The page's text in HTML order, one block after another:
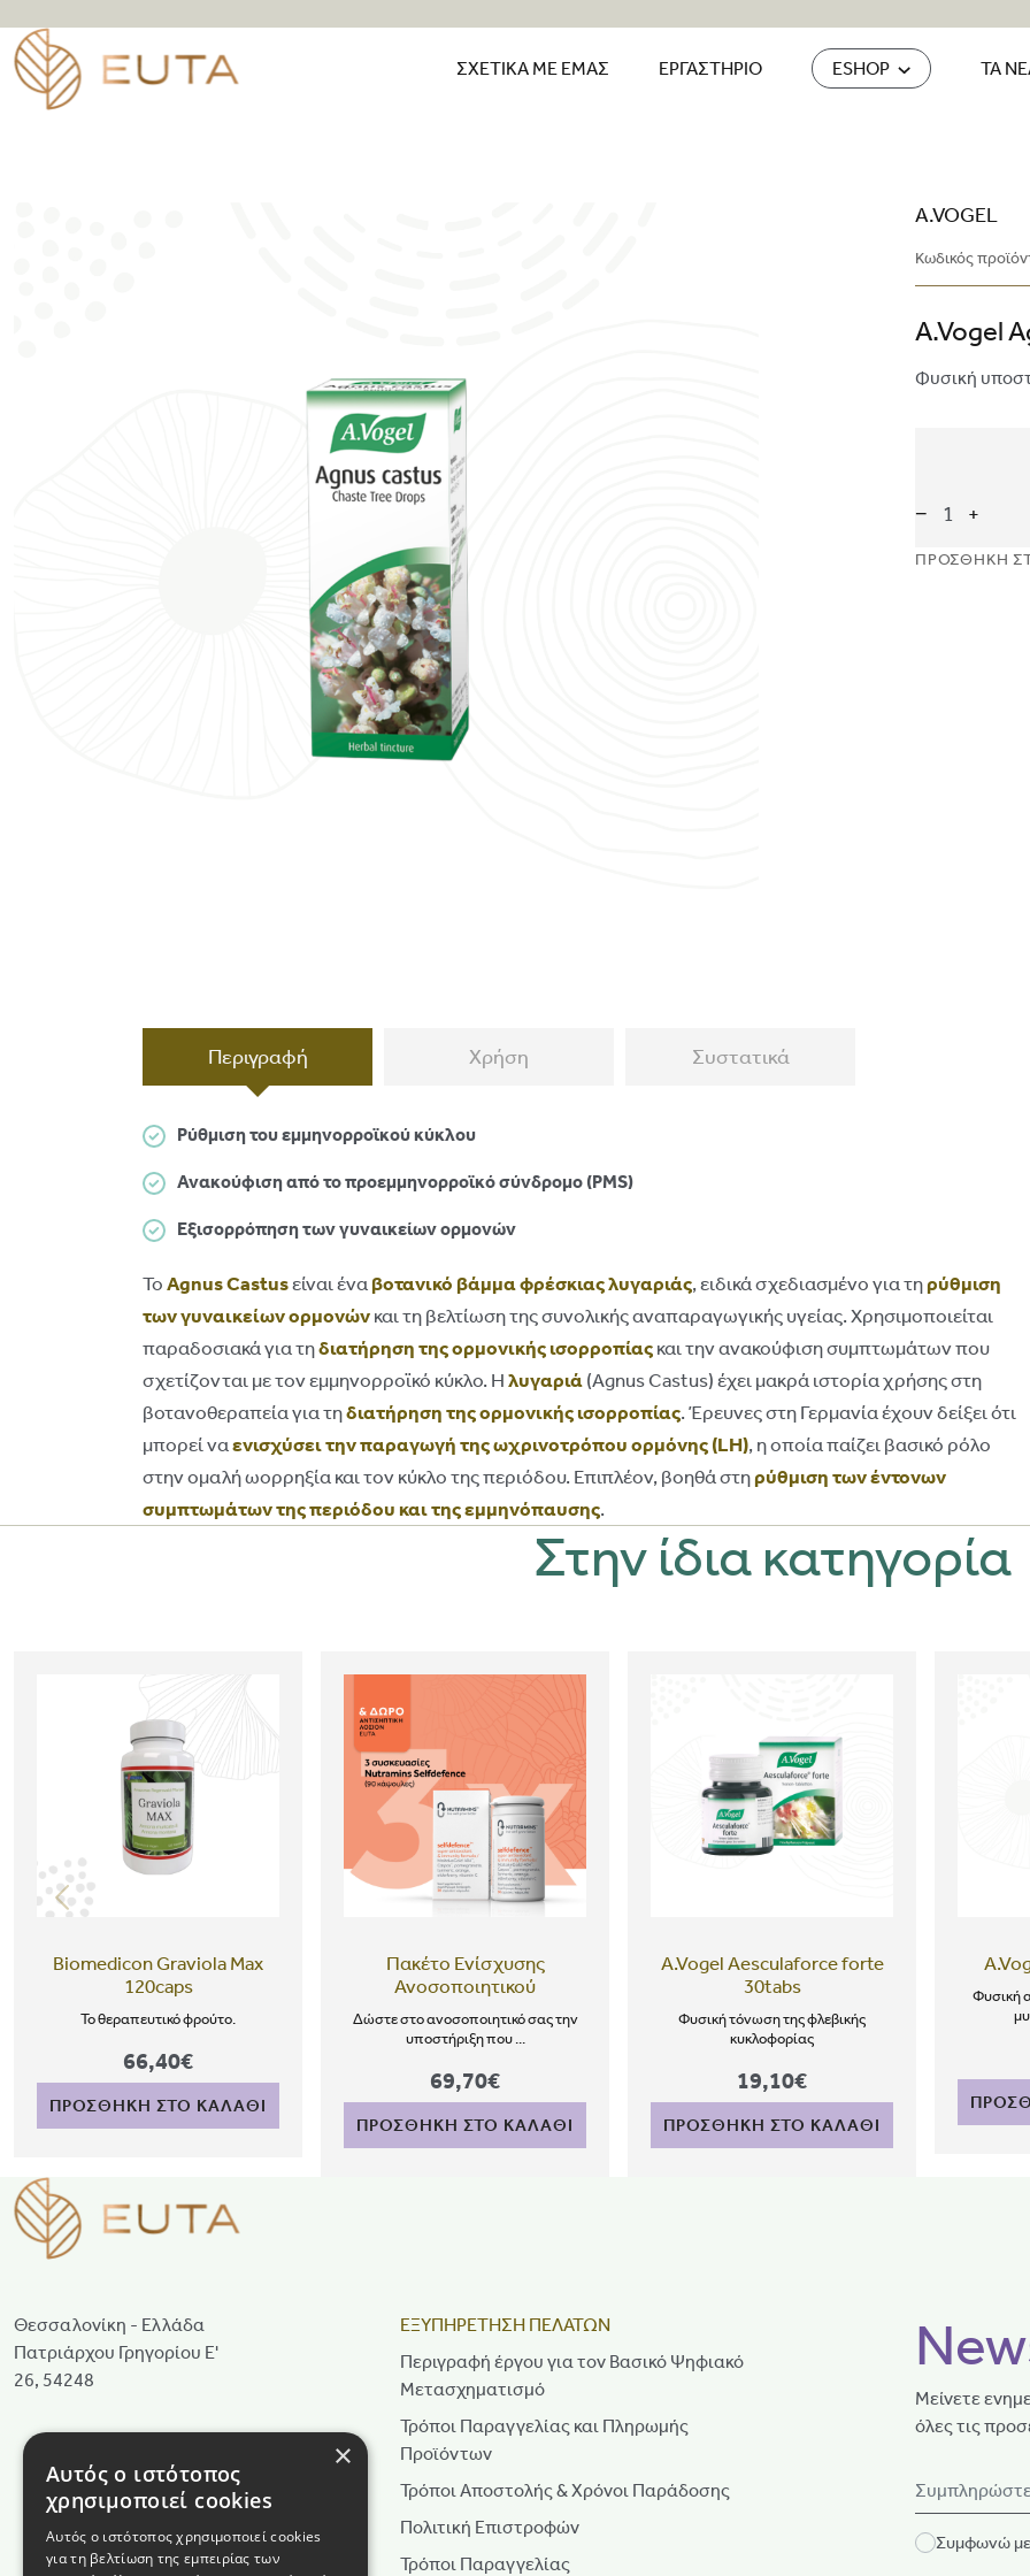
ΣΧΕΤΙΚΑ ΜΕ ΕΜΑΣ ΕΡΓΑΣΤΗΡΙΟ ESHOP ΤΑ
A.VOGEL
Κωδικός
A.Vogel
Φυσική
− +
ΠΡΟΣΘΗΚΗ
Περιγραφή Χρήση Συστατικά
Ρύθμιση του εμμηνορροϊκού κύκλου
Ανακούφιση από το προεμμηνορροϊκό σύνδρομο (PMS)
Εξισορρόπηση των γυναικείων ορμονών
Το Agnus Castusείναι ένα βοτανικό βάμμα φρέσκιας λυγαριάς, ειδικά σχεδιασμένο για τηρύθμιση
των γυναικείων ορμονών και τη βελτίωση της συνολικής αναπαραγωγικής υγείας. Χρησιμοποιείται
παραδοσιακά για τηδιατήρηση της ορμονικής ισορροπίας και την ανακούφιση συμπτωμάτων που
σχετίζονται με τον εμμηνορροϊκό κύκλο. Η λυγαριά (Agnus Castus) έχει μακρά ιστορία χρήσης στη
βοτανοθεραπεία για τηδιατήρηση της ορμονικής ισορροπίας. Έρευνες στη Γερμανία έχουν δείξει ότι
μπορεί ναενισχύσει την παραγωγή της ωχρινοτρόπου ορμόνης (LH), η οποία παίζει βασικό ρόλο
στην ομαλή ωορρηξία και τον κύκλο της περιόδου. Επιπλέον, βοηθά στηρύθμιση των έντονων
συμπτωμάτων της περιόδου και της εμμηνόπαυσης.
Στην ίδια κατηγορία
Biomedicon Graviola Max
120caps
Το θεραπευτικό φρούτο.
66,40€
ΠΡΟΣΘΗΚΗ ΣΤΟ ΚΑΛΑΘΙ
Πακέτο Ενίσχυσης
Ανοσοποιητικού
Δώστε στο ανοσοποιητικό σας την
υποστήριξη που ...
69,70€
ΠΡΟΣΘΗΚΗ ΣΤΟ ΚΑΛΑΘΙ
A.Vogel Aesculaforce forte
30tabs
Φυσική τόνωση της φλεβικής
κυκλοφορίας
19,10€
ΠΡΟΣΘΗΚΗ ΣΤΟ ΚΑΛΑΘΙ
Φυσική
Θεσσαλονίκη - Ελλάδα
Πατριάρχου Γρηγορίου Ε'
26, 54248
ΕΞΥΠΗΡΕΤΗΣΗ ΠΕΛΑΤΩΝ
Περιγραφή έργου για τον Βασικό Ψηφιακό
Μετασχηματισμό
Τρόποι Παραγγελίας και Πληρωμής
Προϊόντων
Τρόποι Αποστολής & Χρόνοι Παράδοσης
Πολιτική Επιστροφών
Τρόποι Παραγγελίας
Μείνετε
όλες τις
Συμφωνώ
×
Αυτός ο ιστότοπος
χρησιμοποιεί cookies
Αυτός ο ιστότοπος χρησιμοποιεί cookies
για τη βελτίωση της εμπειρίας των